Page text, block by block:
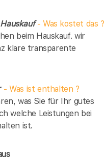
- Was kostet das ?
beim Hauskauf. wir
klare transparente
- Was ist enthalten ?
was Sie für Ihr gutes
welche Leistungen bei
ist.